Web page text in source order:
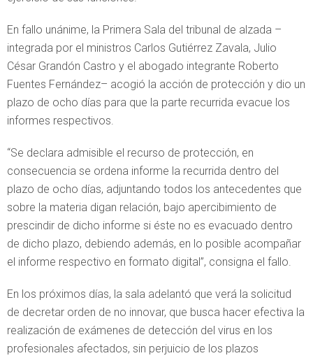
En fallo unánime, la Primera Sala del tribunal de alzada –
integrada por el ministros Carlos Gutiérrez Zavala, Julio
César Grandón Castro y el abogado integrante Roberto
Fuentes Fernández– acogió la acción de protección y dio un
plazo de ocho días para que la parte recurrida evacue los
informes respectivos.
“Se declara admisible el recurso de protección, en
consecuencia se ordena informe la recurrida dentro del
plazo de ocho días, adjuntando todos los antecedentes que
sobre la materia digan relación, bajo apercibimiento de
prescindir de dicho informe si éste no es evacuado dentro
de dicho plazo, debiendo además, en lo posible acompañar
el informe respectivo en formato digital”, consigna el fallo.
En los próximos días, la sala adelantó que verá la solicitud
de decretar orden de no innovar, que busca hacer efectiva la
realización de exámenes de detección del virus en los
profesionales afectados, sin perjuicio de los plazos